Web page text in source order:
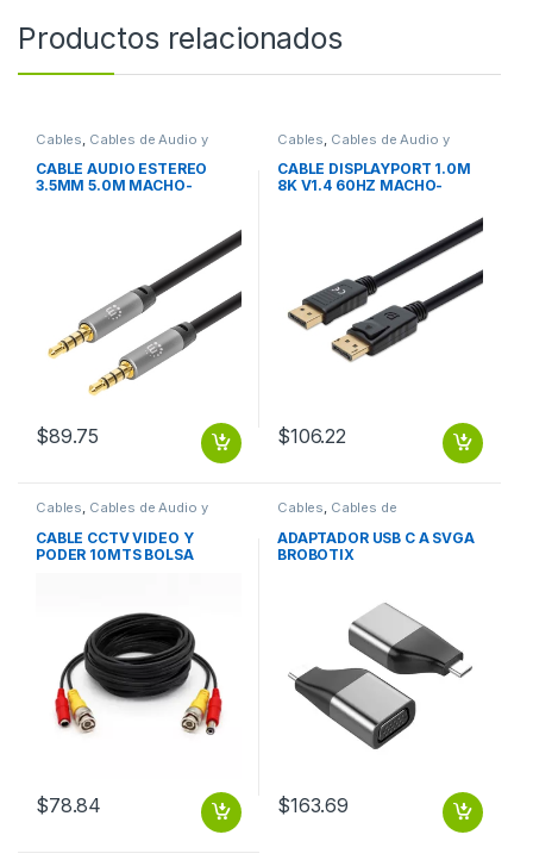
Productos relacionados
Cables Cables de Audio y
CABLE AUDIO ESTEREO
3.5MM 5.0M MACHO-
$89.75
Cables Cables de Audio y
CABLE DISPLAYPORT 1.0M
8K V1.4 60HZ MACHO-
$106.22
Cables, Cables de Audio y
CABLE CCTV VIDEO Y
PODER 10MTS BOLSA
$78.84
Cables, Cables de
ADAPTADOR USB C A SVGA
BROBOTIX
$163.69